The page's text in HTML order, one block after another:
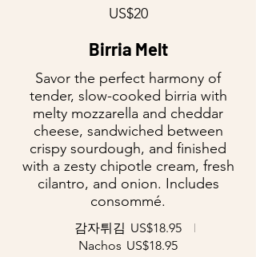
US$20
Birria Melt
Savor the perfect harmony of
tender, slow-cooked birria with
melty mozzarella and cheddar
cheese, sandwiched between
crispy sourdough, and finished
with a zesty chipotle cream, fresh
cilantro, and onion. Includes
consommé.
감자튀김 US$18.95
Nachos US$18.95